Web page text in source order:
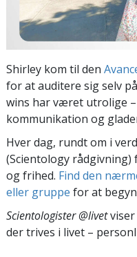
Shirley kom til den
for at auditere sig selv
wins har været utrolige
kommunikation og
Hver dag, rundt om i
(Scientology
og frihed. Find den
eller gruppe for at
Scientologister @livetviser
der trives i livet –